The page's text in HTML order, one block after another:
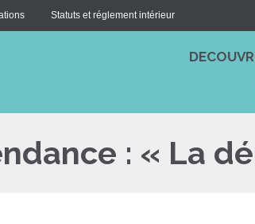
Statuts et réglement intérieur
: « La